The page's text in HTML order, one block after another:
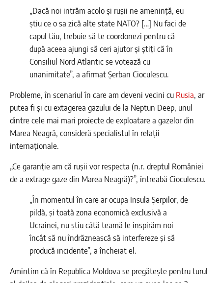
„Dacă noi intrăm acolo și rușii ne amenință, eu
știu ce o sa zică alte state NATO? […] Nu faci de
capul tău, trebuie să te coordonezi pentru că
după aceea ajungi să ceri ajutor și știți că în
Consiliul Nord Atlantic se votează cu
unanimitate”, a afirmat Șerban Cioculescu.
Probleme, în scenariul în care am deveni vecini cu Rusia, ar
putea fi și cu extagerea gazului de la Neptun Deep, unul
dintre cele mai mari proiecte de exploatare a gazelor din
Marea Neagră, consideră specialistul în relații
internaționale.
„Ce garanție am că ruşii vor respecta (n.r. dreptul României
de a extrage gaze din Marea Neagră)?”, întreabă Cioculescu.
„În momentul în care ar ocupa Insula Șerpilor, de
pildă, și toată zona economică exclusivă a
Ucrainei, nu știu câtă teamă le inspirăm noi
încât să nu îndrăznească să interfereze și să
producă incidente”, a încheiat el.
Amintim că în Republica Moldova se pregătește pentru turul